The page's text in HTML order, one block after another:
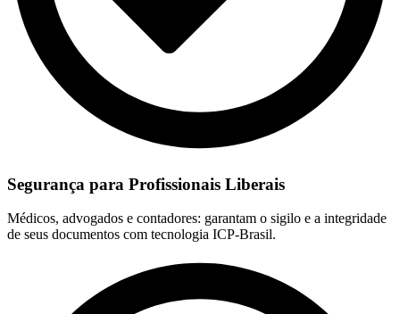
Segurança para Profissionais Liberais
Médicos, advogados e contadores: garantam o sigilo e a integridade
de seus documentos com tecnologia ICP-Brasil.